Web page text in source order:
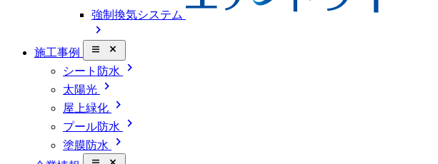
強制換気システム
chevron_right
施工事例 close_small
シート防水 chevron_right
太陽光 chevron_right
屋上緑化 chevron_right
プール防水 chevron_right
塗膜防水 chevron_right